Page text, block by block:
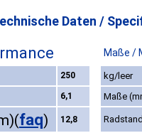
Daten /
Maße /
250
kg/leer
6,1 Maße
(faq) 12,8